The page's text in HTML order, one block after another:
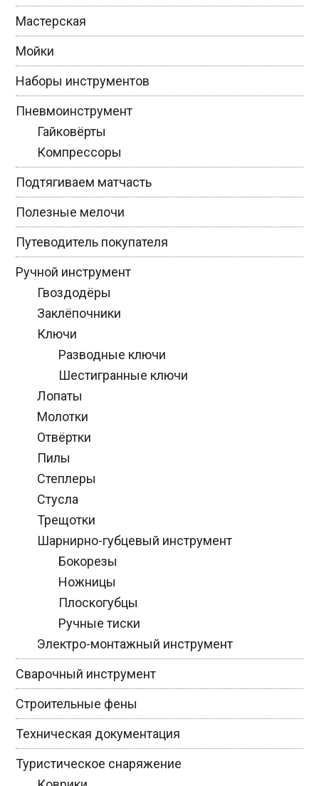
Мастерская
Мойки
Наборы инструментов
Пневмоинструмент
Гайковёрты
Компрессоры
Подтягиваем матчасть
Полезные мелочи
Путеводитель покупателя
Ручной инструмент
Гвоздодёры
Заклёпочники
Ключи
Разводные ключи
Шестигранные ключи
Лопаты
Молотки
Отвёртки
Пилы
Степлеры
Стусла
Трещотки
Шарнирно-губцевый инструмент
Бокорезы
Ножницы
Плоскогубцы
Ручные тиски
Электро-монтажный инструмент
Сварочный инструмент
Строительные фены
Техническая документация
Туристическое снаряжение